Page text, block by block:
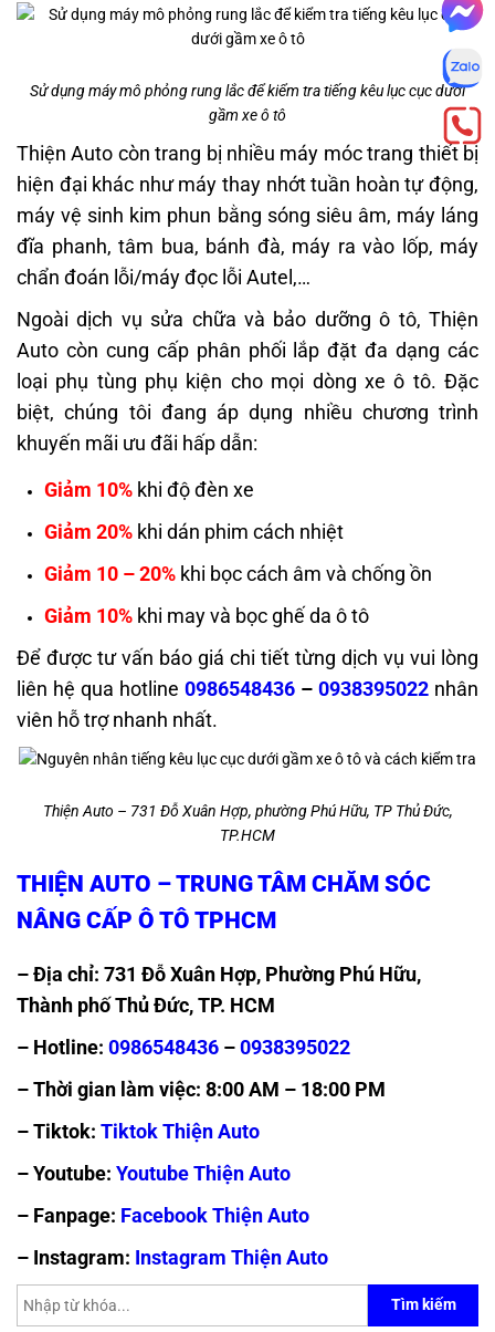
Sử dụng máy mô phỏng rung lắc để kiểm tra tiếng kêu lục cục dưới
gầm xe ô tô
Thiện Auto còn trang bị nhiều máy móc trang thiết bị
hiện đại khác như máy thay nhớt tuần hoàn tự động,
máy vệ sinh kim phun bằng sóng siêu âm, máy láng
đĩa phanh, tâm bua, bánh đà, máy ra vào lốp, máy
chẩn đoán lỗi/máy đọc lỗi Autel,…
Ngoài dịch vụ sửa chữa và bảo dưỡng ô tô, Thiện
Auto còn cung cấp phân phối lắp đặt đa dạng các
loại phụ tùng phụ kiện cho mọi dòng xe ô tô. Đặc
biệt, chúng tôi đang áp dụng nhiều chương trình
khuyến mãi ưu đãi hấp dẫn:
Giảm 10% khi độ đèn xe
Giảm 20% khi dán phim cách nhiệt
Giảm 10 – 20% khi bọc cách âm và chống ồn
Giảm 10% khi may và bọc ghế da ô tô
Để được tư vấn báo giá chi tiết từng dịch vụ vui lòng
liên hệ qua hotline 0986548436 – 0938395022 nhân
viên hỗ trợ nhanh nhất.
Thiện Auto – 731 Đỗ Xuân Hợp, phường Phú Hữu, TP Thủ Đức,
TP.HCM
THIỆN AUTO – TRUNG TÂM CHĂM SÓC
NÂNG CẤP Ô TÔ TPHCM
– Địa chỉ: 731 Đỗ Xuân Hợp, Phường Phú Hữu,
Thành phố Thủ Đức, TP. HCM
– Hotline: 0986548436 –0938395022
– Thời gian làm việc: 8:00 AM – 18:00 PM
– Tiktok: Tiktok Thiện Auto
– Youtube: Youtube Thiện Auto
– Fanpage: Facebook Thiện Auto
– Instagram: Instagram Thiện Auto
Tìm kiếm